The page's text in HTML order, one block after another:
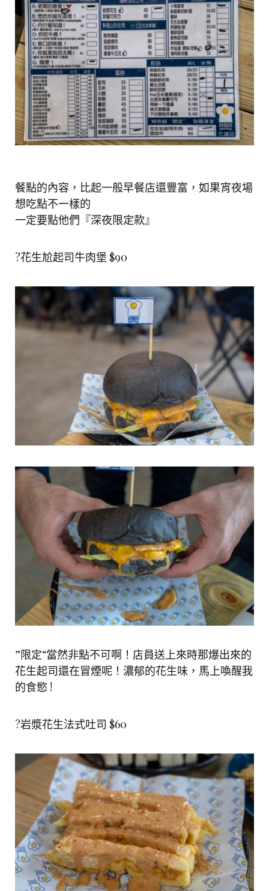
餐點的內容，比起一般早餐店還豐富，如果宵夜場
想吃點不一樣的
一定要點他們『深夜限定款』
?花生尬起司牛肉堡 $90
”限定“當然非點不可啊！店員送上來時那爆出來的
花生起司還在冒煙呢！濃郁的花生味，馬上喚醒我
的食慾 !
?岩漿花生法式吐司 $60